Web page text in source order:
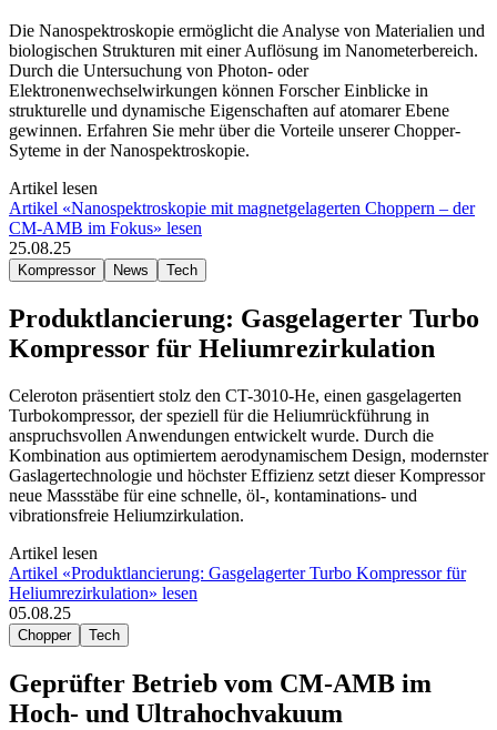
Die Nanospektroskopie ermöglicht die Analyse von Materialien und
biologischen Strukturen mit einer Auflösung im Nanometerbereich.
Durch die Untersuchung von Photon- oder
Elektronenwechselwirkungen können Forscher Einblicke in
strukturelle und dynamische Eigenschaften auf atomarer Ebene
gewinnen. Erfahren Sie mehr über die Vorteile unserer Chopper-
Syteme in der Nanospektroskopie.
Artikel lesen
Artikel «Nanospektroskopie mit magnetgelagerten Choppern – der
CM-AMB im Fokus» lesen
25.08.25
Kompressor News Tech
Produktlancierung: Gasgelagerter Turbo
Kompressor für Heliumrezirkulation
Celeroton präsentiert stolz den CT-3010-He, einen gasgelagerten
Turbokompressor, der speziell für die Heliumrückführung in
anspruchsvollen Anwendungen entwickelt wurde. Durch die
Kombination aus optimiertem aerodynamischem Design, modernster
Gaslagertechnologie und höchster Effizienz setzt dieser Kompressor
neue Massstäbe für eine schnelle, öl-, kontaminations- und
vibrationsfreie Heliumzirkulation.
Artikel lesen
Artikel «Produktlancierung: Gasgelagerter Turbo Kompressor für
Heliumrezirkulation» lesen
05.08.25
Chopper Tech
Geprüfter Betrieb vom CM-AMB im
Hoch- und Ultrahochvakuum